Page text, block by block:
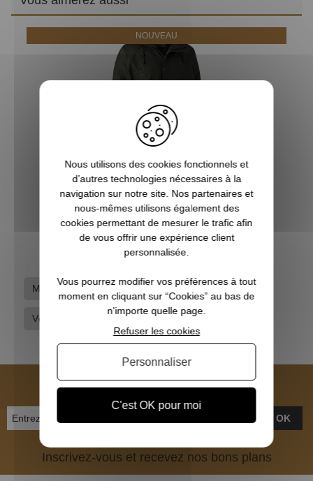
NOUVEAU
Veste de chasse imperméable Hurricane Deerhunter
89,99 €
Marques Treeland Vestes et Parkas
Vêtements de chasse Vêtements hommes
NEWSLETTER
OK
Inscrivez-vous et recevez nos bons plans
Nous utilisons des cookies fonctionnels et
d’autres technologies nécessaires à la
navigation sur notre site. Nos partenaires et
nous-mêmes utilisons également des
cookies permettant de mesurer le trafic afin
de vous offrir une expérience client
personnalisée.
Vous pourrez modifier vos préférences à tout
moment en cliquant sur “Cookies” au bas de
n'importe quelle page.
C'est OK pour moi
Refuser les cookies
Personnaliser